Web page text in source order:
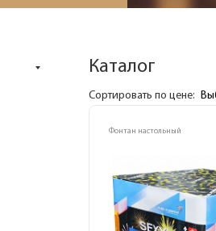
Каталог
Сортировать по цене:
Фонтан настольный